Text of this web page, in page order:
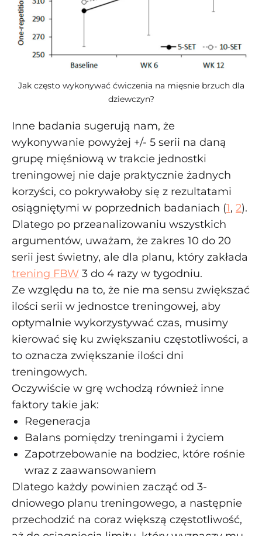
Jak często wykonywać ćwiczenia na mięsnie brzuch dla
dziewczyn?
Inne badania sugerują nam, że
wykonywanie powyżej +/- 5 serii na daną
grupę mięśniową w trakcie jednostki
treningowej nie daje praktycznie żadnych
korzyści, co pokrywałoby się z rezultatami
osiągniętymi w poprzednich badaniach (1, 2).
Dlatego po przeanalizowaniu wszystkich
argumentów, uważam, że zakres 10 do 20
serii jest świetny, ale dla planu, który zakłada
trening FBW 3 do 4 razy w tygodniu.
Ze względu na to, że nie ma sensu zwiększać
ilości serii w jednostce treningowej, aby
optymalnie wykorzystywać czas, musimy
kierować się ku zwiększaniu częstotliwości, a
to oznacza zwiększanie ilości dni
treningowych.
Oczywiście w grę wchodzą również inne
faktory takie jak:
Regeneracja
Balans pomiędzy treningami i życiem
Zapotrzebowanie na bodziec, które rośnie
wraz z zaawansowaniem
Dlatego każdy powinien zacząć od 3-
dniowego planu treningowego, a następnie
przechodzić na coraz większą częstotliwość,